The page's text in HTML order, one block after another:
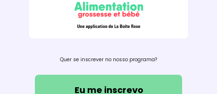
Quer se inscrever no nosso programa?
Eu me inscrevo